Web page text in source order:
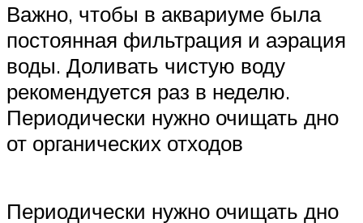
Важно, чтобы в аквариуме была
постоянная фильтрация и аэрация
воды. Доливать чистую воду
рекомендуется раз в неделю.
Периодически нужно очищать дно
от органических отходов
Периодически нужно очищать дно